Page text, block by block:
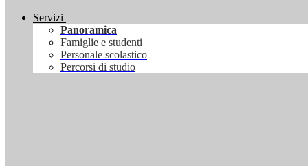
Servizi
Panoramica
Famiglie e studenti
Personale scolastico
Percorsi di studio